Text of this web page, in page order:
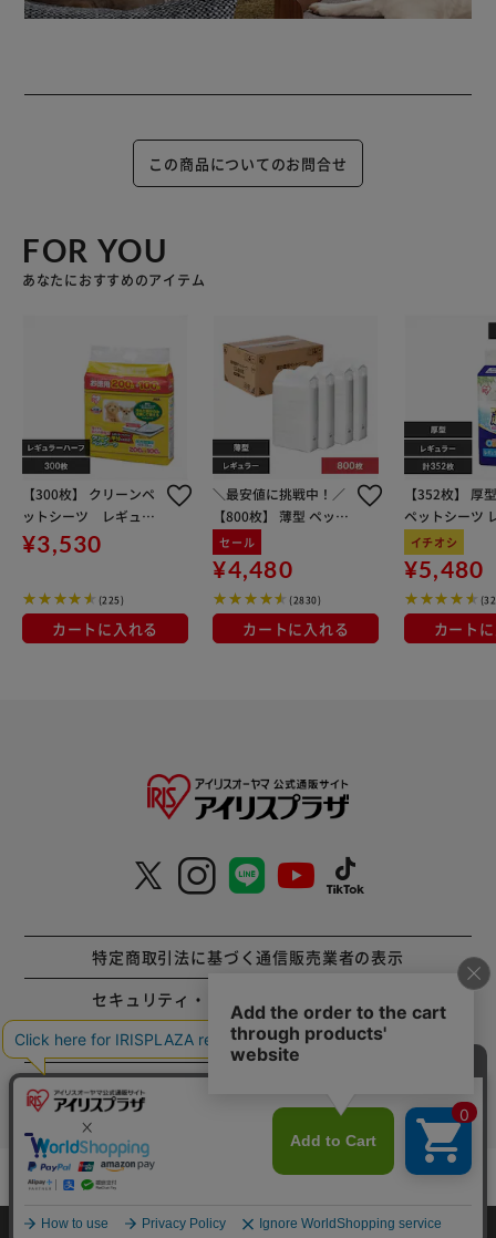
この商品についてのお問合せ
FOR YOU
あなたにおすすめのアイテム
【300枚】 クリーンペ
ットシーツ レギュラ
ー ハーフ 犬 トイレ
¥3,530
(225)
カートに入れる
＼最安値に挑戦中！／
【800枚】 薄型 ペット
シーツ レギュラー 200
枚×4袋 犬 シーツ トイ
レ
セール
¥4,480
(2830)
カートに入れる
【352枚】 厚
ペットシーツ
ー 88枚×4袋
イチオシ
¥5,480
カート
特定商取引法に基づく通信販売業者の表示
セキュリティ・プライバシーポリシー
お問い合わせ
ご利用方法